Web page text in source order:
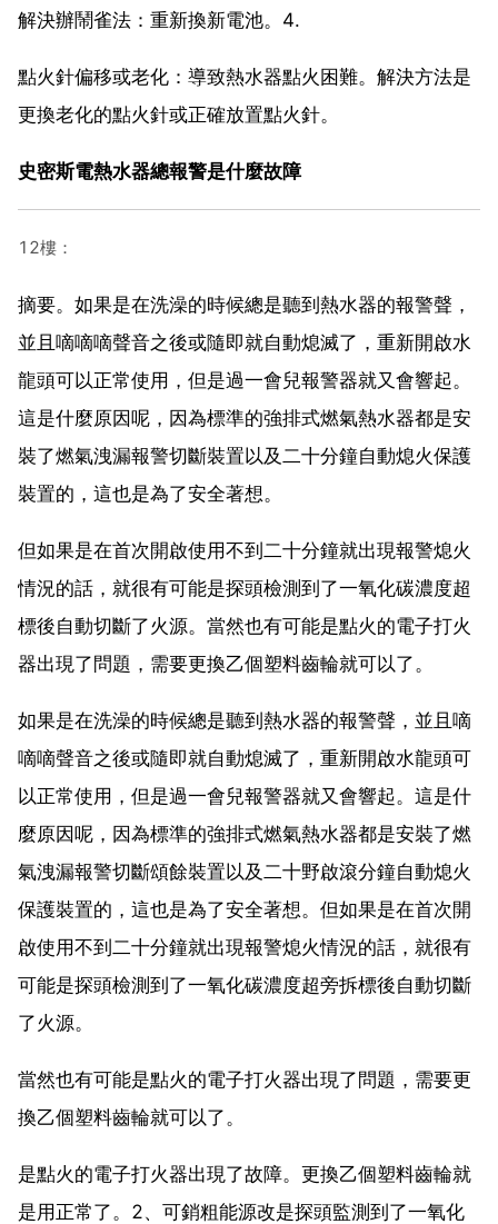
解決辦鬧雀法：重新換新電池。4.
點火針偏移或老化：導致熱水器點火困難。解決方法是
更換老化的點火針或正確放置點火針。
史密斯電熱水器總報警是什麼故障
12樓：
摘要。如果是在洗澡的時候總是聽到熱水器的報警聲，
並且嘀嘀嘀聲音之後或隨即就自動熄滅了，重新開啟水
龍頭可以正常使用，但是過一會兒報警器就又會響起。
這是什麼原因呢，因為標準的強排式燃氣熱水器都是安
裝了燃氣洩漏報警切斷裝置以及二十分鐘自動熄火保護
裝置的，這也是為了安全著想。
但如果是在首次開啟使用不到二十分鐘就出現報警熄火
情況的話，就很有可能是探頭檢測到了一氧化碳濃度超
標後自動切斷了火源。當然也有可能是點火的電子打火
器出現了問題，需要更換乙個塑料齒輪就可以了。
如果是在洗澡的時候總是聽到熱水器的報警聲，並且嘀
嘀嘀聲音之後或隨即就自動熄滅了，重新開啟水龍頭可
以正常使用，但是過一會兒報警器就又會響起。這是什
麼原因呢，因為標準的強排式燃氣熱水器都是安裝了燃
氣洩漏報警切斷頌餘裝置以及二十野啟滾分鐘自動熄火
保護裝置的，這也是為了安全著想。但如果是在首次開
啟使用不到二十分鐘就出現報警熄火情況的話，就很有
可能是探頭檢測到了一氧化碳濃度超旁拆標後自動切斷
了火源。
當然也有可能是點火的電子打火器出現了問題，需要更
換乙個塑料齒輪就可以了。
是點火的電子打火器出現了故障。更換乙個塑料齒輪就
是用正常了。2、可銷粗能源改是探頭監測到了一氧化